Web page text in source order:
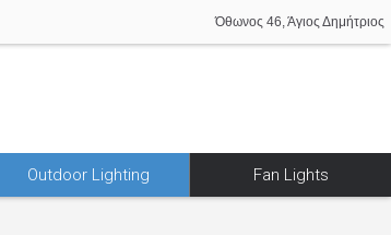
Όθωνος 46, Άγιος Δημήτριος
Outdoor Lighting Fan Lights